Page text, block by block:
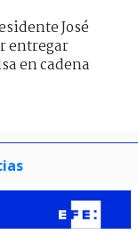
José
entregar
en cadena